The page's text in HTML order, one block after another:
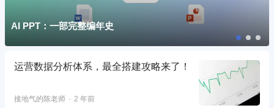
AI PPT：一部完整编年史
运营数据分析体系，最全搭建攻略来了！
接地气的陈老师 2 年前